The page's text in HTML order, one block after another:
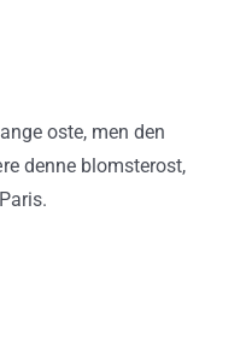
oste, men den
denne blomsterost,